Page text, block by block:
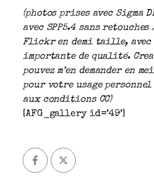
(photos prises avec Sigma
avec SPP5.4 sans
Flickr en demi taille, avec
importante de qualité.
pouvez m’en demander en
pour votre usage
aux conditions CC)
[AFG_gallery id=’49’]